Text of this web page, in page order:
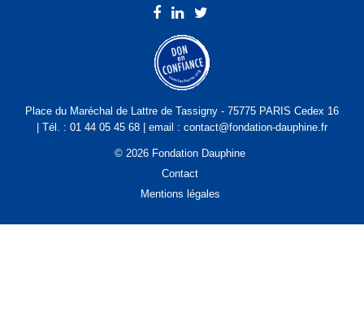
Place du Maréchal de Lattre de Tassigny - 75775 PARIS Cedex 16
| Tél. : 01 44 05 45 68 | email : contact@fondation-dauphine.fr
© 2026 Fondation Dauphine
Contact
Mentions légales